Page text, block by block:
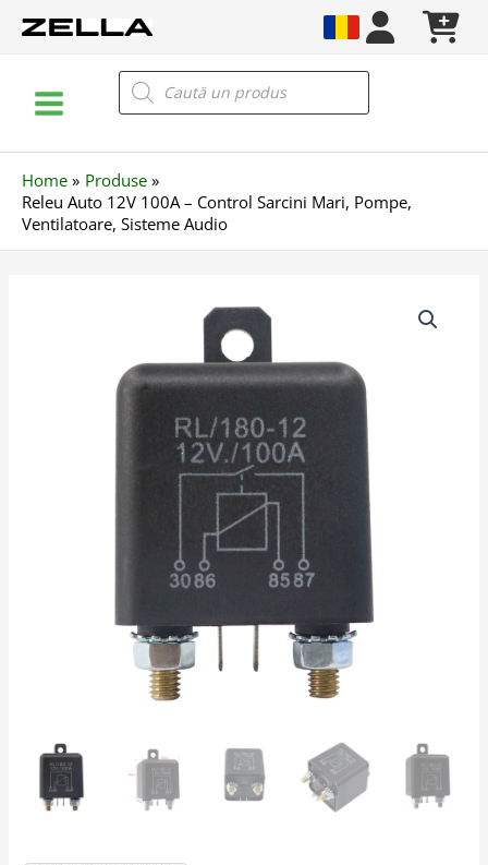
Menu
Products
search
Home
Produse
Releu Auto 12V 100A – Control Sarcini Mari, Pompe,
Ventilatoare, Sisteme Audio